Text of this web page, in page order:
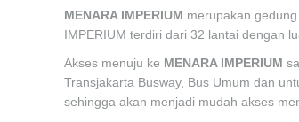
MENARA IMPERIUM merupakan
IMPERIUM terdiri dari 32 lantai dengan
Akses menuju ke MENARA IMPERIUM
Transjakarta Busway, Bus Umum dan
sehingga akan menjadi mudah akses